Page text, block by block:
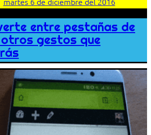
entre pestañas de
otros gestos que